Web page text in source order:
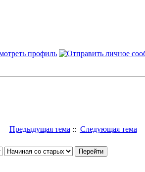
Предыдущая тема :: Следующая тема